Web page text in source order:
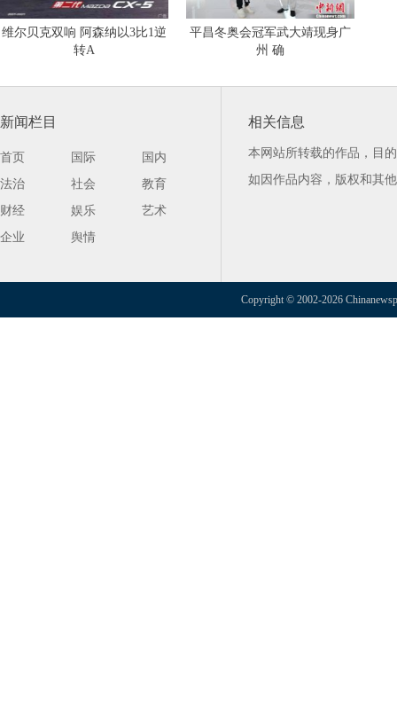
维尔贝克双响 阿森纳以3比1逆
转A
平昌冬奥会冠军武大靖现身广
州 确
新闻栏目
首页 国际
国内
法治
社会
教育
财经
娱乐
艺术
企业
舆情
相关信息
本网站所转载的作品，目
如因作品内容，版权和其
Copyright © 2002-2026